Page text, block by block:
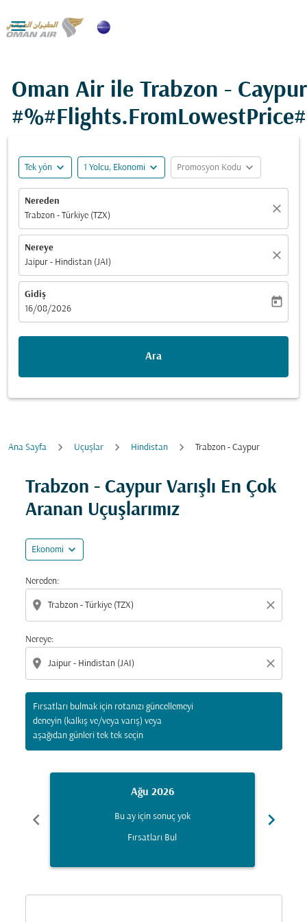

Oman Air ile Trabzon -
Tek yön expand_more 1 Yolcu, Ekonomi expand_more Promosyon Kodu expand_more
Nereden
Trabzon - Türkiye (TZX)
close
Nereye
Jaipur - Hindistan (JAI)
close
Gidiş
fc-booking-departure-date-aria-label
16/08/2026
today
Ara
Ana Sayfa Uçuşlar Hindistan Trabzon - Caypur
Trabzon - Caypur Varışlı En Çok
Aranan Uçuşlarımız
Ekonomi expand_more
Nereden:
location_on close
Nereye:
location_on close
Fırsatları bulmak için rotanızı güncellemeyi
deneyin (kalkış ve/veya varış) veya
aşağıdan günleri tek tek seçin
Fırsatları bulmak için rotanızı güncellemeyi deneyin
chevron_left
Ağu 2026
Bu ay için sonuç yok
Fırsatları Bul
chevron_right